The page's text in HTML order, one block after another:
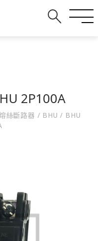
2P100A
絲斷路器 / BHU/ BHU